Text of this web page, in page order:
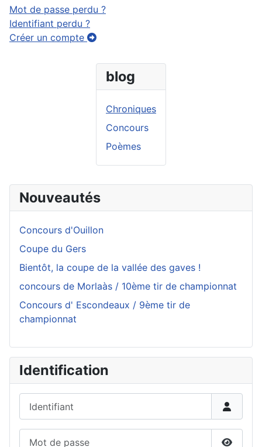
Nouveautés
Concours d'Ouillon
Coupe du Gers
Bientôt, la coupe de la vallée des gaves !
concours de Morlaàs / 10ème tir de championnat
Concours d' Escondeaux / 9ème tir de
championnat
Identification
Mot de passe perdu ?
Identifiant perdu ?
Créer un compte
blog
Chroniques
Concours
Poèmes